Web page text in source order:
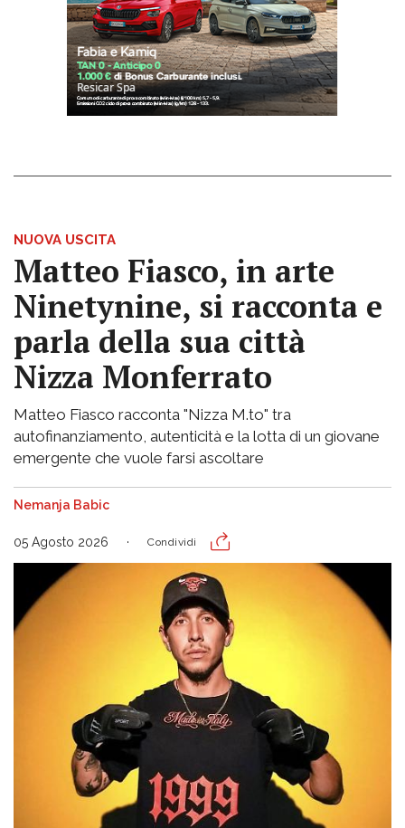
NUOVA USCITA
Matteo Fiasco, in arte
Ninetynine, si racconta e
parla della sua città
Nizza Monferrato
Matteo Fiasco racconta "Nizza M.to" tra
autofinanziamento, autenticità e la lotta di un giovane
emergente che vuole farsi ascoltare
Nemanja Babic
05 Agosto 2026 Condividi